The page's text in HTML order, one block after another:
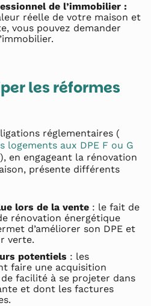
de l’immobilier :
réelle de votre maison et
vous pouvez demander
les réformes
réglementaires (
aux DPE F ou G
en engageant la rénovation
présente différents
lors de la vente : le fait de
rénovation énergétique
d’améliorer son DPE et
verte.
potentiels : les
faire une acquisition
facilité à se projeter dans
et dont les factures